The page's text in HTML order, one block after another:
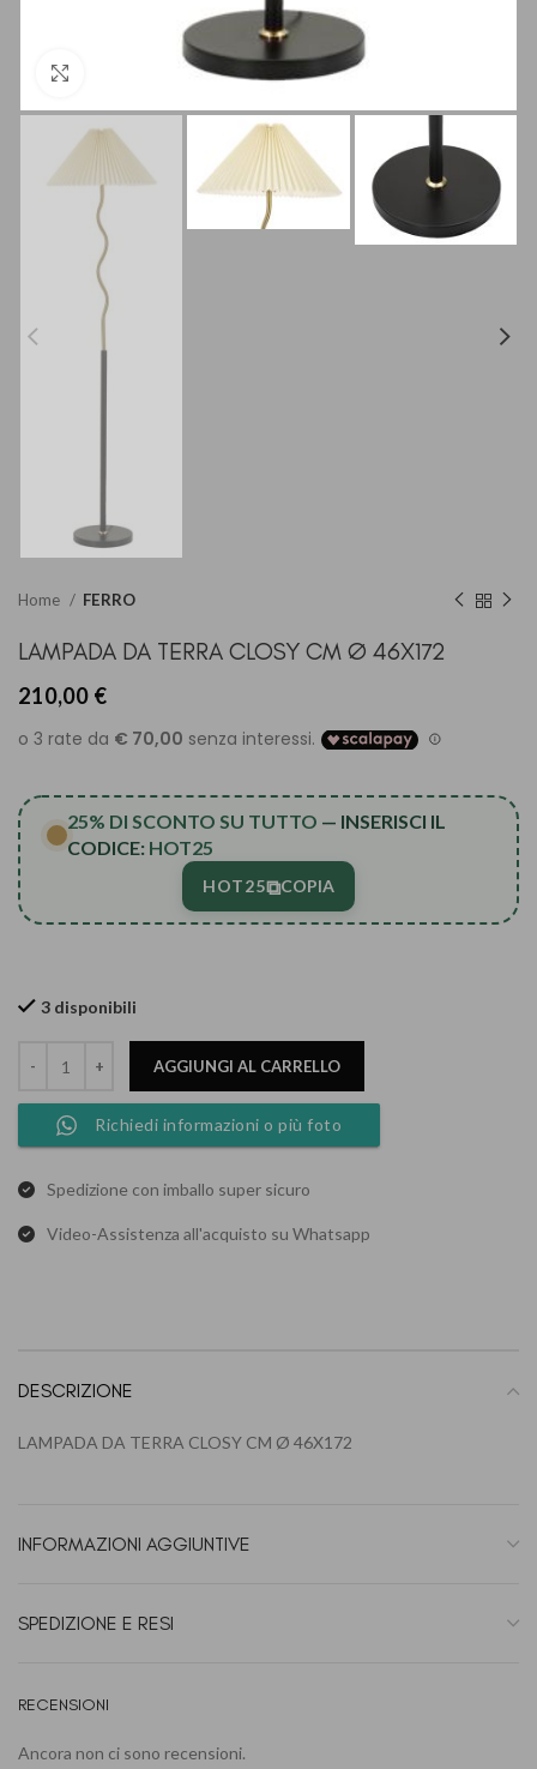
Clicca per ingrandire
Home FERRO
LAMPADA DA TERRA CLOSY CM Ø 46X172
210,00 €
25% DI SCONTO SU TUTTO — INSERISCI IL
CODICE: HOT25
HOT25⧉COPIA
3 disponibili
AGGIUNGI AL CARRELLO
Richiedi informazioni o più foto
Spedizione con imballo super sicuro
Video-Assistenza all'acquisto su Whatsapp
DESCRIZIONE
LAMPADA DA TERRA CLOSY CM Ø 46X172
INFORMAZIONI AGGIUNTIVE
SPEDIZIONE E RESI
RECENSIONI
Ancora non ci sono recensioni.